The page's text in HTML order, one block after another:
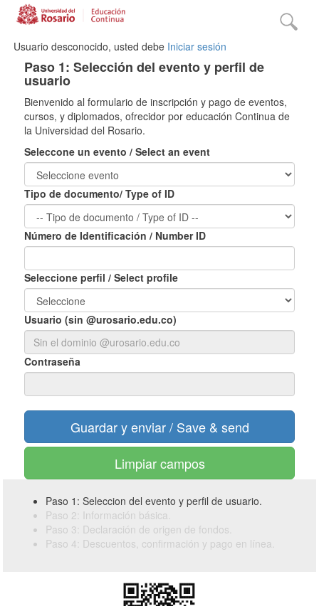
Usuario desconocido, usted debe Iniciar sesión
Paso 1: Selección del evento y perfil de
usuario
Bienvenido al formulario de inscripción y pago de eventos,
cursos, y diplomados, ofrecidor por educación Continua de
la Universidad del Rosario.
Seleccone un evento / Select an event
Tipo de documento/ Type of ID
Número de Identificación / Number ID
Seleccione perfil / Select profile
Usuario (sin @urosario.edu.co)
Contraseña
Limpiar campos
Paso 1: Seleccion del evento y perfil de usuario.
Paso 2: Información básica.
Paso 3: Declaración de origen de fondos.
Paso 4: Descuentos, confirmación y pago en línea.